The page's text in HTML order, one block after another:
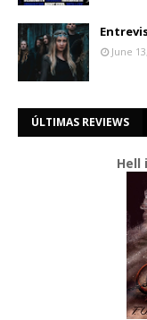
June
ÚLTIMAS REVIEWS
Hell